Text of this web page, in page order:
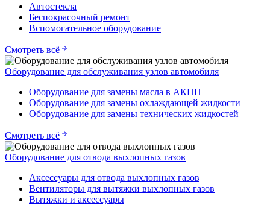
Автостекла
Беспокрасочный ремонт
Вспомогательное оборудование
Смотреть всё
Оборудование для обслуживания узлов автомобиля
Оборудование для замены масла в АКПП
Оборудование для замены охлаждающей жидкости
Оборудование для замены технических жидкостей
Смотреть всё
Оборудование для отвода выхлопных газов
Аксессуары для отвода выхлопных газов
Вентиляторы для вытяжки выхлопных газов
Вытяжки и аксессуары